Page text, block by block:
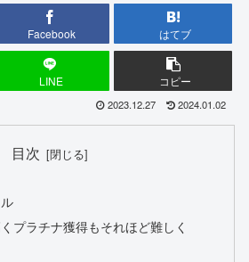
Facebook はてブ
LINE コピー
2023.12.27 2024.01.02
目次
プラチナ獲得もそれほど難しく